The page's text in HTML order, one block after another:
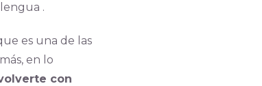
.
es una de las
en lo
con